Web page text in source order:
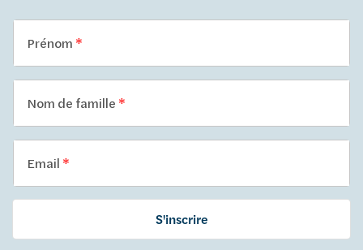
Prénom
Nom de famille
Email
S'inscrire